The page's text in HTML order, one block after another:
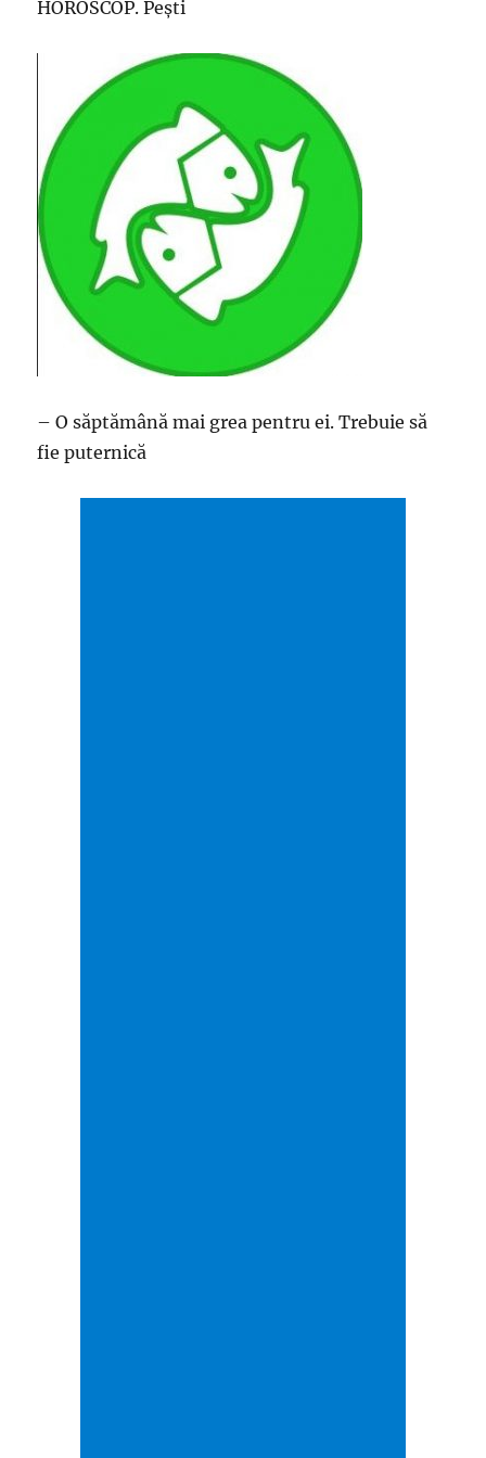
HOROSCOP. Pești
– O săptămână mai grea pentru ei. Trebuie să
fie puternică